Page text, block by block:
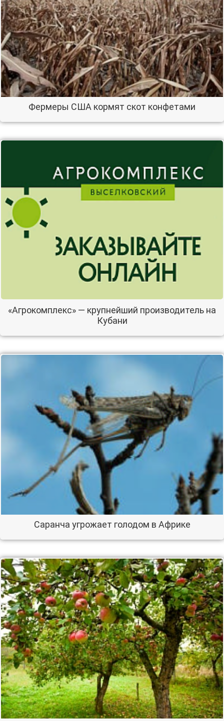
Фермеры США кормят скот конфетами
«Агрокомплекс» — крупнейший производитель на
Кубани
Саранча угрожает голодом в Африке